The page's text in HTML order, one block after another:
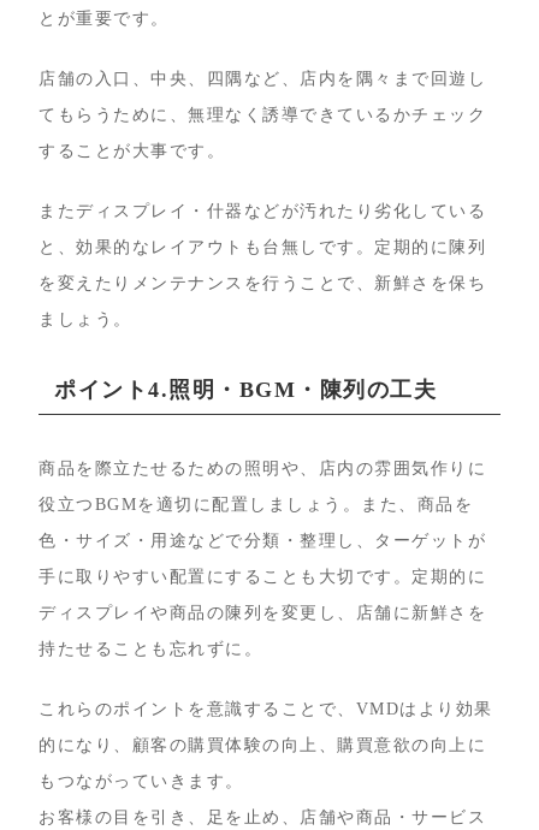
とが重要です。
店舗の入口、中央、四隅など、店内を隅々まで回遊し
てもらうために、無理なく誘導できているかチェック
することが大事です。
またディスプレイ・什器などが汚れたり劣化している
と、効果的なレイアウトも台無しです。定期的に陳列
を変えたりメンテナンスを行うことで、新鮮さを保ち
ましょう。
ポイント4.照明・BGM・陳列の工夫
商品を際立たせるための照明や、店内の雰囲気作りに
役立つBGMを適切に配置しましょう。また、商品を
色・サイズ・用途などで分類・整理し、ターゲットが
手に取りやすい配置にすることも大切です。定期的に
ディスプレイや商品の陳列を変更し、店舗に新鮮さを
持たせることも忘れずに。
これらのポイントを意識することで、VMDはより効果
的になり、顧客の購買体験の向上、購買意欲の向上に
もつながっていきます。
お客様の目を引き、足を止め、店舗や商品・サービス